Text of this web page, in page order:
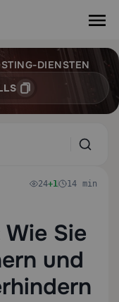
DIENSTEN
24+1 14 min
Wie Sie
und